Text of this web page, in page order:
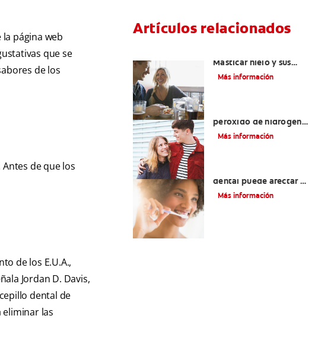
página web
que se
de los
de que los
de los E.U.A.,
Jordan D. Davis,
dental de
eliminar las
Artículos relacionados
Masticar hielo y sus
dientes
Más información
peróxido de hidrógeno
para dientes y encías
Más información
dental puede afectar el
esmalte?
Más información